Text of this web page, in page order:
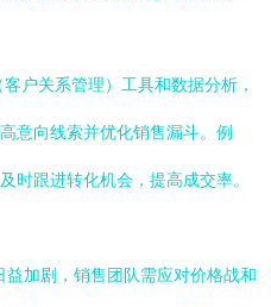
客户关系管理）工具和数据分析，
意向线索并优化销售漏斗。例
时跟进转化机会，提高成交率。
益加剧，销售团队需应对价格战和